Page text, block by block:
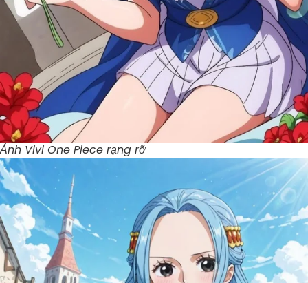
Ảnh Vivi One Piece rạng rỡ